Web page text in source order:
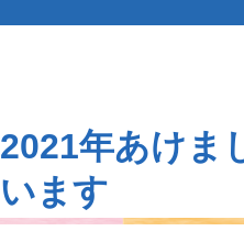
2021年あけま
います